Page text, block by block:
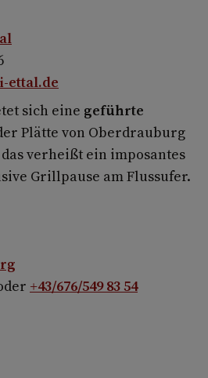
ettal.de
sich eine geführte
Plätte von Oberdrauburg
verheißt ein imposantes
Grillpause am Flussufer.
+43/676/549 83 54